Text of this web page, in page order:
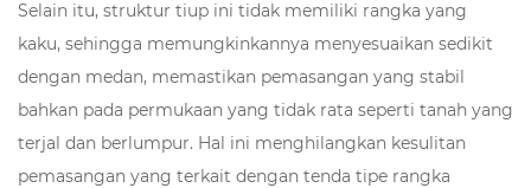
Selain itu, struktur tiup ini tidak memiliki rangka yang
kaku, sehingga memungkinkannya menyesuaikan sedikit
dengan medan, memastikan pemasangan yang stabil
bahkan pada permukaan yang tidak rata seperti tanah yang
terjal dan berlumpur. Hal ini menghilangkan kesulitan
pemasangan yang terkait dengan tenda tipe rangka